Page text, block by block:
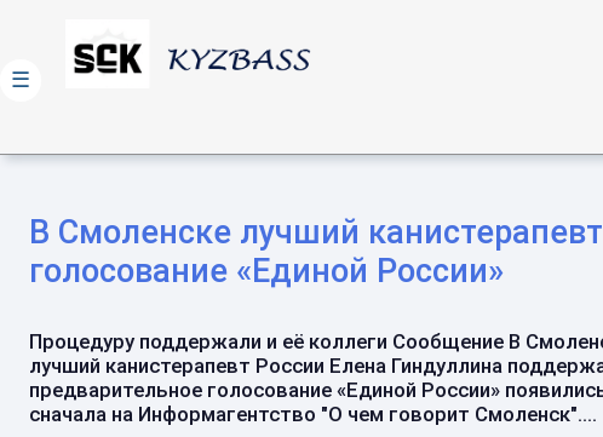
В Смоленске лучший
голосование «Единой России»
Процедуру поддержали и её коллеги Сообщение В
лучший канистерапевт России Елена Гиндуллина
предварительное голосование «Единой России»
сначала на Информагентство "О чем говорит Смоленск"....
☰